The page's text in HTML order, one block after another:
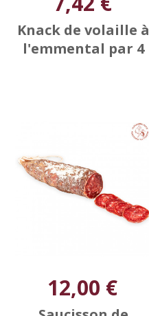
Knack de volaille à
l'emmental par 4
12,00 €